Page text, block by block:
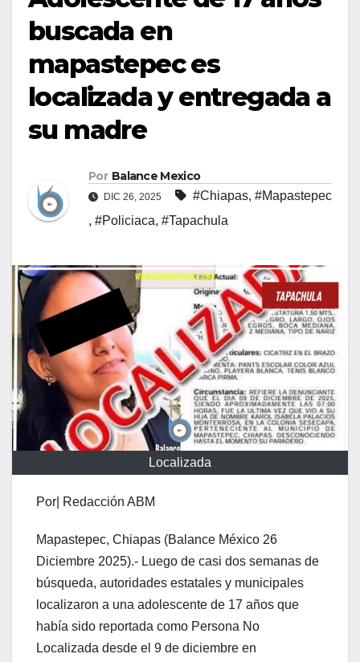
buscada en
mapastepec es
localizada y entregada a
su madre
Por Balance Mexico
DIC 26, 2025 #Chiapas, #Mapastepec
, #Policiaca, #Tapachula
Localizada
Por| Redacción ABM
Mapastepec, Chiapas (Balance México 26
Diciembre 2025).- Luego de casi dos semanas de
búsqueda, autoridades estatales y municipales
localizaron a una adolescente de 17 años que
había sido reportada como Persona No
Localizada desde el 9 de diciembre en